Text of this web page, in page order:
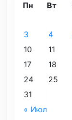
Пн Вт
« Июл
3
4
10
11
17
18
24
25
31